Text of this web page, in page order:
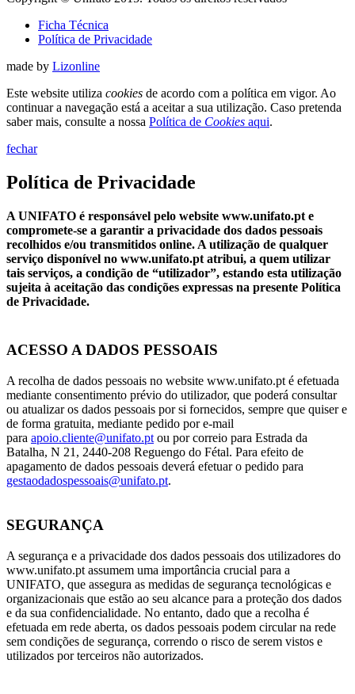
Ficha Técnica
Política de Privacidade
made by Lizonline
Este website utiliza cookies de acordo com a política em vigor. Ao
continuar a navegação está a aceitar a sua utilização. Caso pretenda
saber mais, consulte a nossa Política de Cookies aqui.
fechar
Política de Privacidade
A UNIFATO é responsável pelo website www.unifato.pt e
compromete-se a garantir a privacidade dos dados pessoais
recolhidos e/ou transmitidos online. A utilização de qualquer
serviço disponível no www.unifato.pt atribui, a quem utilizar
tais serviços, a condição de “utilizador”, estando esta utilização
sujeita à aceitação das condições expressas na presente Política
de Privacidade.
ACESSO A DADOS PESSOAIS
A recolha de dados pessoais no website www.unifato.pt é efetuada
mediante consentimento prévio do utilizador, que poderá consultar
ou atualizar os dados pessoais por si fornecidos, sempre que quiser e
de forma gratuita, mediante pedido por e-mail
para apoio.cliente@unifato.pt ou por correio para Estrada da
Batalha, N 21, 2440-208 Reguengo do Fétal. Para efeito de
apagamento de dados pessoais deverá efetuar o pedido para
gestaodadospessoais@unifato.pt.
SEGURANÇA
A segurança e a privacidade dos dados pessoais dos utilizadores do
www.unifato.pt assumem uma importância crucial para a
UNIFATO, que assegura as medidas de segurança tecnológicas e
organizacionais que estão ao seu alcance para a proteção dos dados
e da sua confidencialidade. No entanto, dado que a recolha é
efetuada em rede aberta, os dados pessoais podem circular na rede
sem condições de segurança, correndo o risco de serem vistos e
utilizados por terceiros não autorizados.